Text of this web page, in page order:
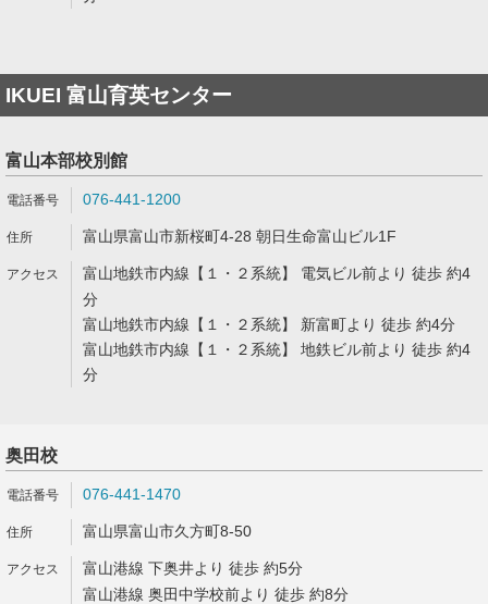
IKUEI 富山育英センター
富山本部校別館
076-441-1200
富山県富山市新桜町4-28 朝日生命富山ビル1F
富山地鉄市内線【１・２系統】 電気ビル前より 徒歩 約4
分
富山地鉄市内線【１・２系統】 新富町より 徒歩 約4分
富山地鉄市内線【１・２系統】 地鉄ビル前より 徒歩 約4
分
奥田校
076-441-1470
富山県富山市久方町8-50
富山港線 下奥井より 徒歩 約5分
富山港線 奥田中学校前より 徒歩 約8分